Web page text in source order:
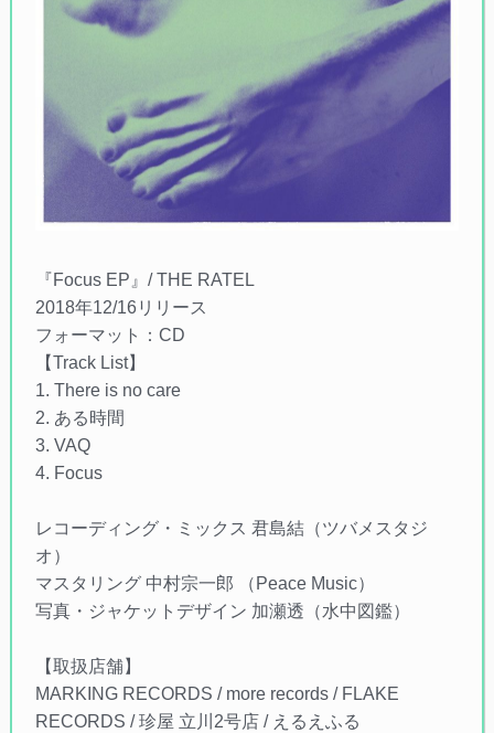
『Focus EP』/ THE RATEL
2018年12/16リリース
フォーマット：CD
【Track List】
1. There is no care
2. ある時間
3. VAQ
4. Focus
レコーディング・ミックス 君島結（ツバメスタジ
オ）
マスタリング 中村宗一郎 （Peace Music）
写真・ジャケットデザイン 加瀬透（水中図鑑）
【取扱店舗】
MARKING RECORDS / more records / FLAKE
RECORDS / 珍屋 立川2号店 / えるえふる